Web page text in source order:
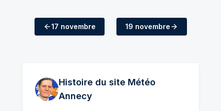
17 novembre 19 novembre
Histoire du site Météo
Annecy